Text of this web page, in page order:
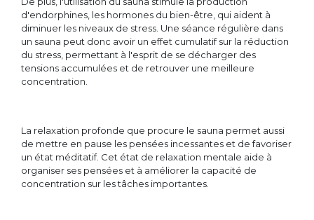
d'endorphines, les hormones du bien-être, qui aident à
diminuer les niveaux de stress. Une séance régulière dans
un sauna peut donc avoir un effet cumulatif sur la réduction
du stress, permettant à l'esprit de se décharger des
tensions accumulées et de retrouver une meilleure
concentration.
La relaxation profonde que procure le sauna permet aussi
de mettre en pause les pensées incessantes et de favoriser
un état méditatif. Cet état de relaxation mentale aide à
organiser ses pensées et à améliorer la capacité de
concentration sur les tâches importantes.